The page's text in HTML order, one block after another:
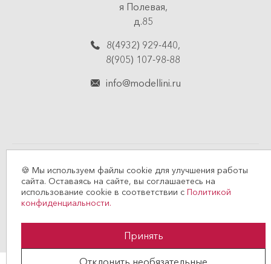
я Полевая,
д.85
8(4932) 929-440,
8(905) 107-98-88
info@modellini.ru
© 2026 MODELLINI
Политика конфиденциальности
Создание сайта —
🍪 Мы используем файлы cookie для улучшения работы
сайта. Оставаясь на сайте, вы соглашаетесь на
использование cookie в соответствии с Политикой
конфиденциальности.
Принять
Отклонить необязательные